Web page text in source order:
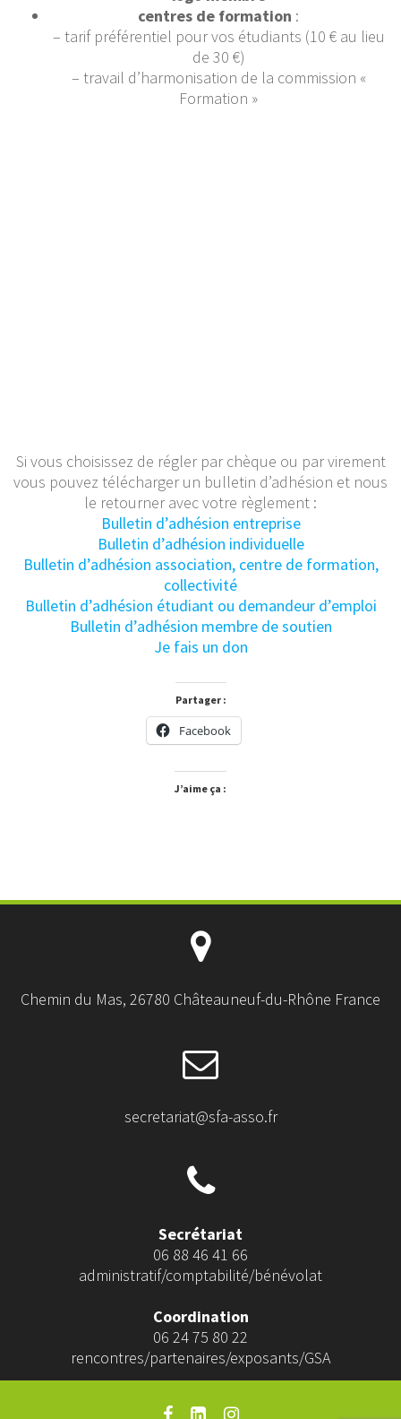
centres de formation :
– tarif préférentiel pour vos étudiants (10 € au lieu
de 30 €)
– travail d’harmonisation de la commission «
Formation »
Si vous choisissez de régler par chèque ou par virement
vous pouvez télécharger un bulletin d’adhésion et nous
le retourner avec votre règlement :
Bulletin d’adhésion entreprise
Bulletin d’adhésion individuelle
Bulletin d’adhésion association, centre de formation,
collectivité
Bulletin d’adhésion étudiant ou demandeur d’emploi
Bulletin d’adhésion membre de soutien
Je fais un don
Partager :
Facebook
J’aime ça :
Chemin du Mas, 26780 Châteauneuf-du-Rhône France
secretariat@sfa-asso.fr
Secrétariat
06 88 46 41 66
administratif/comptabilité/bénévolat
Coordination
06 24 75 80 22
rencontres/partenaires/exposants/GSA